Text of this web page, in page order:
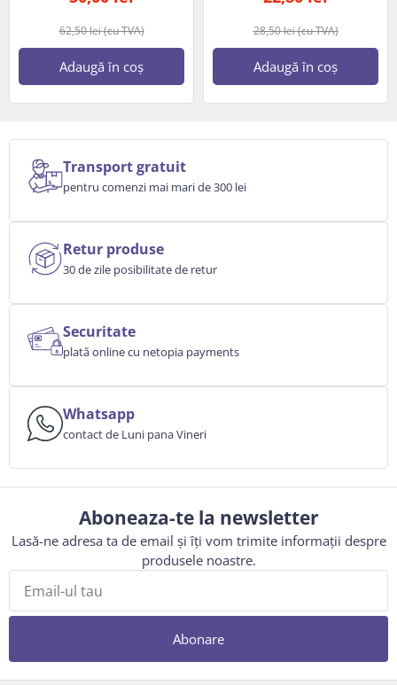
62,50lei(cu TVA)
Adaugă în coș
28,50lei(cu TVA)
Adaugă în coș
Transport gratuit
pentru comenzi mai mari de 300 lei
Retur produse
30 de zile posibilitate de retur
Securitate
plată online cu netopia payments
Whatsapp
contact de Luni pana Vineri
Aboneaza-te la newsletter
Lasă-ne adresa ta de email și îți vom trimite informații despre
produsele noastre.
Abonare